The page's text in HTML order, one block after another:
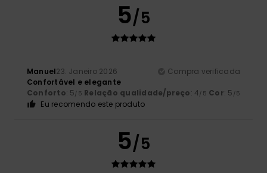
5/5
Manuel23. Janeiro 2026
Compra verificada
Confortável e elegante
Conforto: 5/5 Relação qualidade/preço: 4/5 Cor: 5 /5
Eu recomendo este produto
5/5